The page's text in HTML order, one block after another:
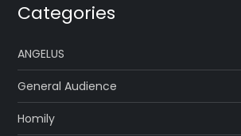
Categories
ANGELUS
General Audience
Homily